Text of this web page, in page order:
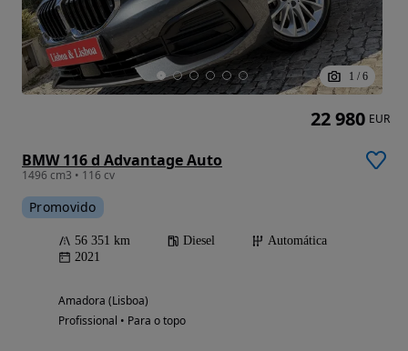
1 / 6
BMW 116 d Advantage Auto
1496 cm3 • 116 cv
Promovido
56 351 km Diesel
Automática
2021
Amadora (Lisboa)
Profissional • Para o topo
22 980 EUR